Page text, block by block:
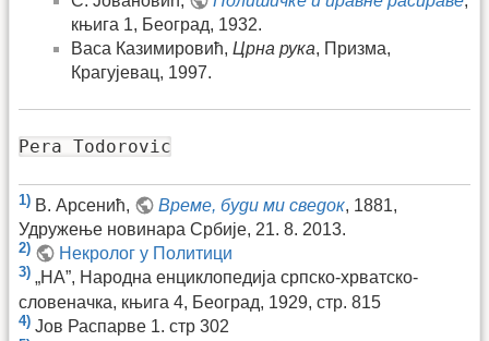
књига 1, Београд, 1932.
Васа Казимировић, Црна рука, Призма,
Крагујевац, 1997.
Pera Todorovic
1) В. Арсенић, Време, буди ми сведок, 1881,
Удружење новинара Србије, 21. 8. 2013.
2) Некролог у Политици
3) „НА”, Народна енциклопедија српско-хрватско-
словеначка, књига 4, Београд, 1929, стр. 815
4) Јов Распарве 1. стр 302